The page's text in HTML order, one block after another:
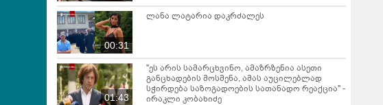
00:31
ლანა ლატარია დაკრძალეს
01:43
"ეს არის სამარცხვინო, ამაზრზენია ასეთი
განცხადების მოსმენა, ამას აუცილებლად
სჭირდება საზოგადოების სათანადო რეაქცია" -
ირაკლი კობახიძე